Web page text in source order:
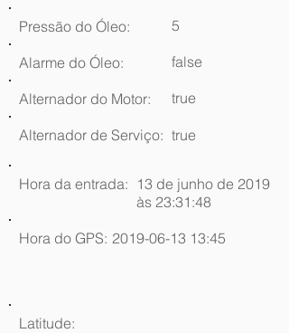
Pressão do Óleo:
5
Alarme do Óleo: false
Alternador do Motor: true
Alternador de Serviço: true
Hora da entrada: 13 de junho de 2019
às 23:31:48
Hora do GPS: 2019-06-13 13:45
Latitude: